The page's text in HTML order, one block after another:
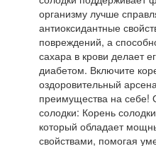
организму лучше
антиоксидантные
повреждений, а
сахара в крови делает
диабетом. Включите
оздоровительный
преимущества на себе!
солодки: Корень
который обладает
свойствами, помогая